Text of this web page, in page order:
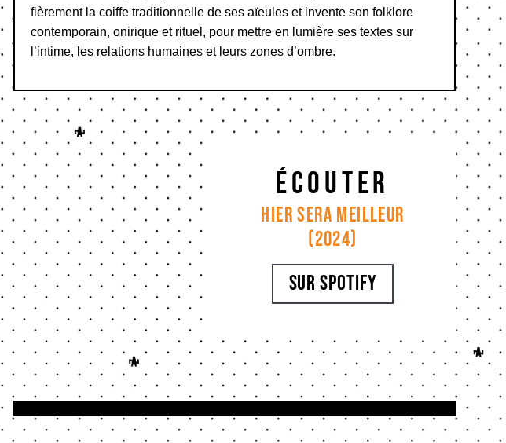
fièrement la coiffe traditionnelle de ses aïeules et invente son folklore
contemporain, onirique et rituel, pour mettre en lumière ses textes sur
l’intime, les relations humaines et leurs zones d’ombre.
écouter
Hier sera meilleur
(2024)
sur Spotify